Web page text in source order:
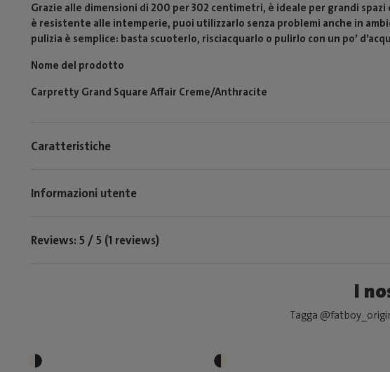
Grazie alle dimensioni di 200 per 302 centimetri, è ideale per grandi
è resistente alle intemperie, puoi utilizzarlo senza problemi anche in
pulizia è semplice: basta scuoterlo, risciacquarlo o pulirlo con un po’
Nome del prodotto
Carpretty Grand Square Affair Creme/Anthracite
Caratteristiche
Informazioni utente
Reviews: 5 / 5 (1 reviews)
I
Tagga